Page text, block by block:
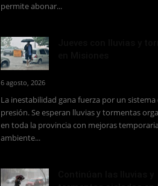
permite abonar...
6 agosto, 2026
La inestabilidad gana fuerza por un sistema
presión. Se esperan lluvias y tormentas
en toda la provincia con mejoras
ambiente...